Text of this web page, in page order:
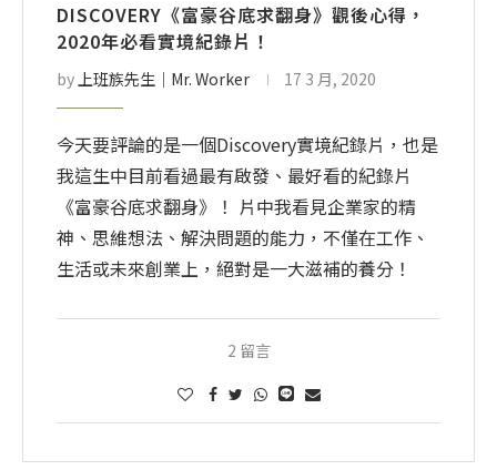
DISCOVERY《富豪谷底求翻身》觀後心得，
2020年必看實境紀錄片！
by上班族先生│Mr. Worker 17 3 月, 2020
今天要評論的是一個Discovery實境紀錄片，也是
我這生中目前看過最有啟發、最好看的紀錄片
《富豪谷底求翻身》！ 片中我看見企業家的精
神、思維想法、解決問題的能力，不僅在工作、
生活或未來創業上，絕對是一大滋補的養分！
2 留言